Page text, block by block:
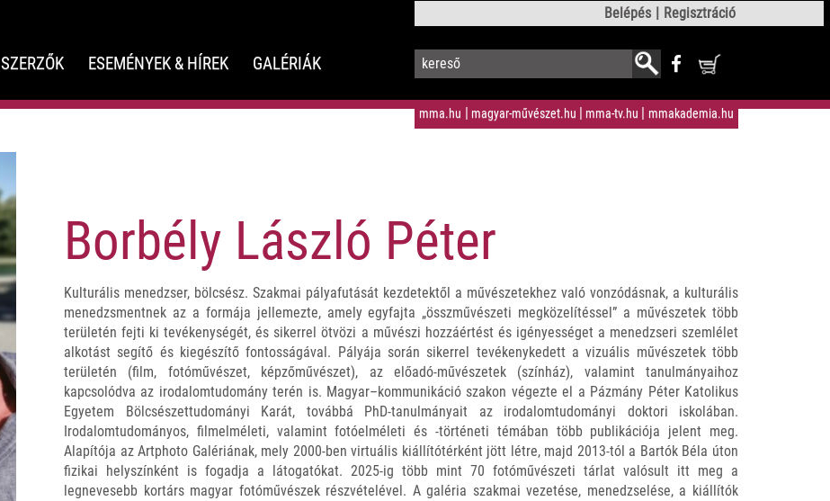
Belépés Regisztráció
mma.hu magyar-művészet.hu mma-tv.hu mmakademia.hu
SZERZŐK ESEMÉNYEK & HÍREK GALÉRIÁK
Borbély László Péter
Kulturális menedzser, bölcsész. Szakmai pályafutását kezdetektől a művészetekhez való vonzódásnak, a kulturális
menedzsmentnek az a formája jellemezte, amely egyfajta „összművészeti megközelítéssel” a művészetek több
területén fejti ki tevékenységét, és sikerrel ötvözi a művészi hozzáértést és igényességet a menedzseri szemlélet
alkotást segítő és kiegészítő fontosságával. Pályája során sikerrel tevékenykedett a vizuális művészetek több
területén (film, fotóművészet, képzőművészet), az előadó-művészetek (színház), valamint tanulmányaihoz
kapcsolódva az irodalomtudomány terén is. Magyar–kommunikáció szakon végezte el a Pázmány Péter Katolikus
Egyetem Bölcsészettudományi Karát, továbbá PhD-tanulmányait az irodalomtudományi doktori iskolában.
Irodalomtudományos, filmelméleti, valamint fotóelméleti és -történeti témában több publikációja jelent meg.
Alapítója az Artphoto Galériának, mely 2000-ben virtuális kiállítótérként jött létre, majd 2013-tól a Bartók Béla úton
fizikai helyszínként is fogadja a látogatókat. 2025-ig több mint 70 fotóművészeti tárlat valósult itt meg a
legnevesebb kortárs magyar fotóművészek részvételével. A galéria szakmai vezetése, menedzselése, a kiállítók